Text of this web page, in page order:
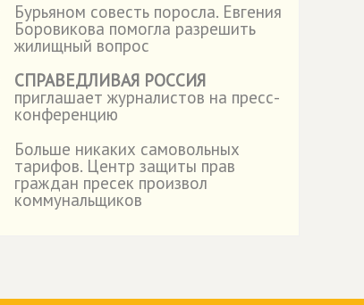
Бурьяном совесть поросла. Евгения
Боровикова помогла разрешить
жилищный вопрос
СПРАВЕДЛИВАЯ РОССИЯ
приглашает журналистов на пресс-
конференцию
Больше никаких самовольных
тарифов. Центр защиты прав
граждан пресек произвол
коммунальщиков